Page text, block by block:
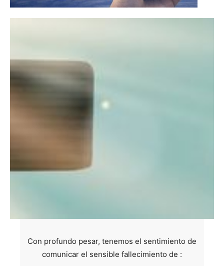
Con profundo pesar, tenemos el sentimiento de
comunicar el sensible fallecimiento de :